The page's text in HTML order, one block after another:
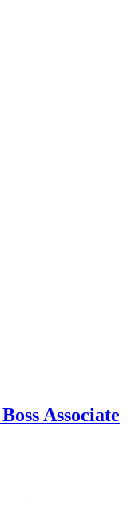
Associate